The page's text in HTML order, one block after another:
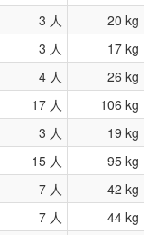
3 人
20 kg
3 人
17 kg
4 人
26 kg
17 人
106 kg
3 人
19 kg
15 人
95 kg
7 人
42 kg
7 人
44 kg